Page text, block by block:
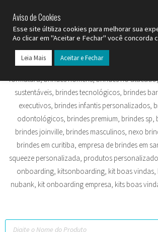
Aviso de Cookies
Esse site últiliza cookies para melhorar sua
Ao clicar em "Aceitar e Fechar" você
Leia Mais Aceitar e Fechar